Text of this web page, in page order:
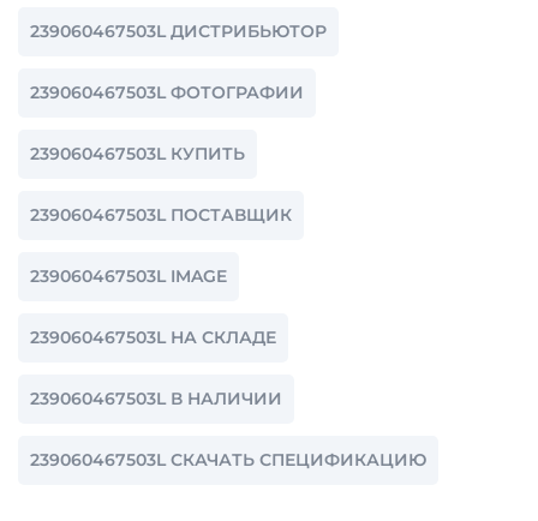
239060467503L ДИСТРИБЬЮТОР
239060467503L ФОТОГРАФИИ
239060467503L КУПИТЬ
239060467503L ПОСТАВЩИК
239060467503L IMAGE
239060467503L НА СКЛАДЕ
239060467503L В НАЛИЧИИ
239060467503L СКАЧАТЬ СПЕЦИФИКАЦИЮ